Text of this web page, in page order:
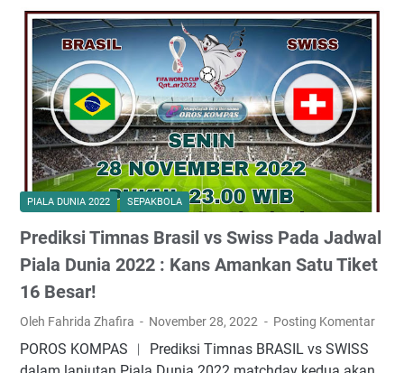
r
d
i
A
t
a
s
A
n
g
i
n
2
0
2
2
:
M
e
n
a
n
t
A
s
s
d
i
P
i
a
l
a
D
u
n
0
2
2
k
L
v
e
S
t
r
e
a
m
i
B
r
a
PIALA DUNIA 2022 SEPAKBOLA
Prediksi Timnas Brasil vs Swiss Pada Jadwal
Piala Dunia 2022 : Kans Amankan Satu Tiket
16 Besar!
Oleh Fahrida Zhafira November 28, 2022 Posting Komentar
POROS KOMPAS ︱ Prediksi Timnas BRASIL vs SWISS